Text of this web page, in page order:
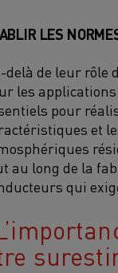
LES
delà de leur rôle
les applications
pour
et
au long de la
qui